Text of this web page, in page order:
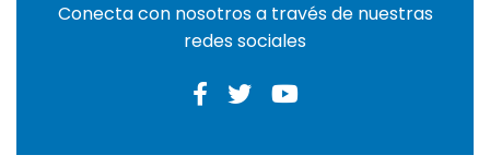
Conecta con nosotros a través de nuestras
redes sociales